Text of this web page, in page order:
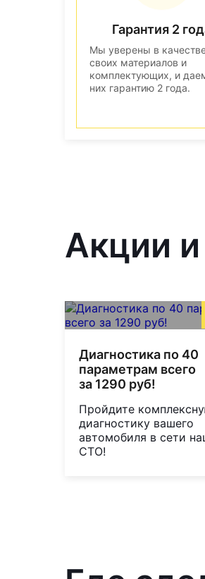
Гарантия 2
Мы уверены в
своих материалов и
комплектующих, и
них гарантию 2 года.
Акции
Диагностика по 40
параметрам всего
за 1290 руб!
Пройдите
диагностику вашего
автомобиля в сети
СТО!